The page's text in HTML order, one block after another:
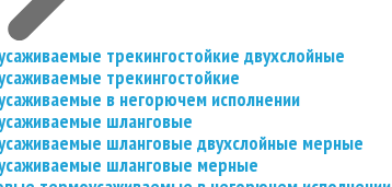
трекингостойкие двухслойные
трекингостойкие
в негорючем исполнении
шланговые
шланговые двухслойные мерные
шланговые мерные